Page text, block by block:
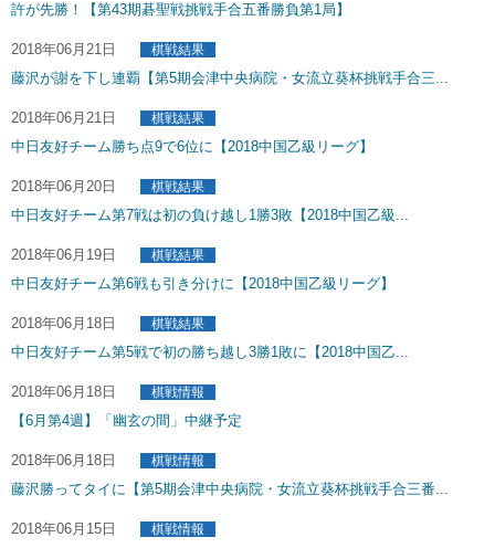
許が先勝！【第43期碁聖戦挑戦手合五番勝負第1局】
2018年06月21日 棋戦結果
藤沢が謝を下し連覇【第5期会津中央病院・女流立葵杯挑戦手合三...
2018年06月21日 棋戦結果
中日友好チーム勝ち点9で6位に【2018中国乙級リーグ】
2018年06月20日 棋戦結果
中日友好チーム第7戦は初の負け越し1勝3敗【2018中国乙級...
2018年06月19日 棋戦結果
中日友好チーム第6戦も引き分けに【2018中国乙級リーグ】
2018年06月18日 棋戦結果
中日友好チーム第5戦で初の勝ち越し3勝1敗に【2018中国乙...
2018年06月18日 棋戦情報
【6月第4週】「幽玄の間」中継予定
2018年06月18日 棋戦情報
藤沢勝ってタイに【第5期会津中央病院・女流立葵杯挑戦手合三番...
2018年06月15日 棋戦情報